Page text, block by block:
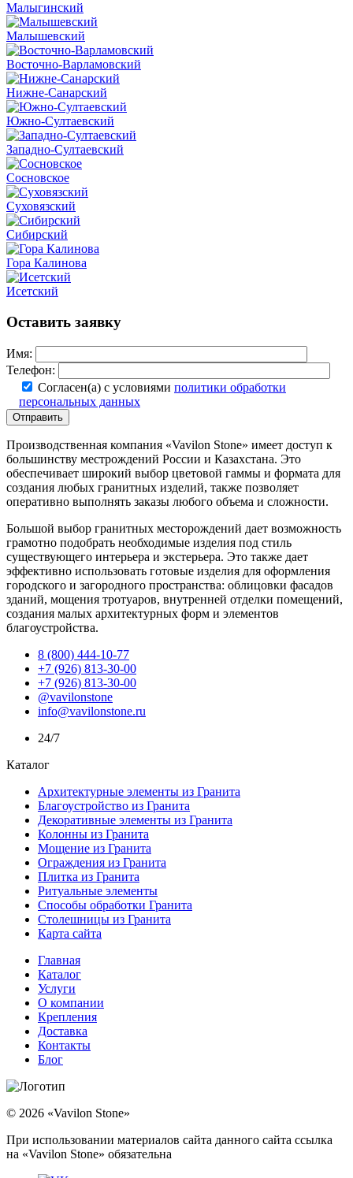
Малыгинский
Малышевский
Восточно-Варламовский
Нижне-Санарский
Южно-Султаевский
Западно-Султаевский
Сосновское
Суховязский
Сибирский
Гора Калинова
Исетский
Оставить заявку
Имя:
Телефон:
Согласен(а) с условиями политики обработки
персональных данных
Отправить
Производственная компания «Vavilon Stone» имеет доступ к
большинству местрождений России и Казахстана. Это
обеспечивает широкий выбор цветовой гаммы и формата для
создания любых гранитных изделий, также позволяет
оперативно выполнять заказы любого объема и сложности.
Большой выбор гранитных месторождений дает возможность
грамотно подобрать необходимые изделия под стиль
существующего интерьера и экстерьера. Это также дает
эффективно использовать готовые изделия для оформления
городского и загородного пространства: облицовки фасадов
зданий, мощения тротуаров, внутренней отделки помещений,
создания малых архитектурных форм и элементов
благоустройства.
8 (800) 444-10-77
+7 (926) 813-30-00
+7 (926) 813-30-00
@vavilonstone
info@vavilonstone.ru
24/7
Каталог
Архитектурные элементы из Гранита
Благоустройство из Гранита
Декоративные элементы из Гранита
Колонны из Гранита
Мощение из Гранита
Ограждения из Гранита
Плитка из Гранита
Ритуальные элементы
Способы обработки Гранита
Столешницы из Гранита
Карта сайта
Главная
Каталог
Услуги
О компании
Крепления
Доставка
Контакты
Блог
© 2026 «Vavilon Stone»
При использовании материалов сайта данного сайта ссылка
на «Vavilon Stone» обязательна